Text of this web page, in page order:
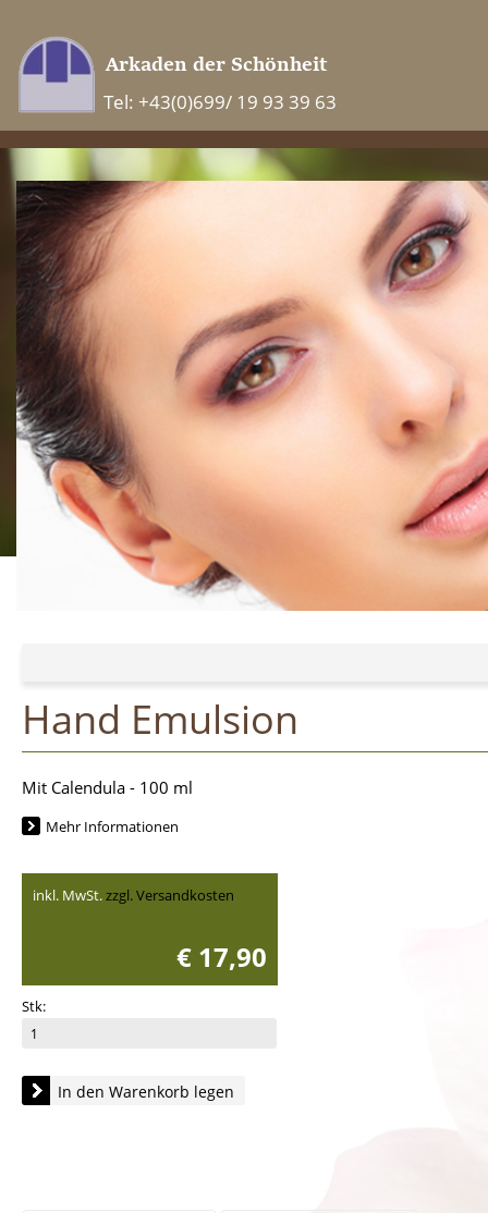
Tel: +43(0)699/ 19 93 39 63
Hand Emulsion
Mit Calendula - 100 ml
Mehr Informationen
inkl. MwSt.zzgl. Versandkosten
€ 17,90
Stk:
In den Warenkorb legen